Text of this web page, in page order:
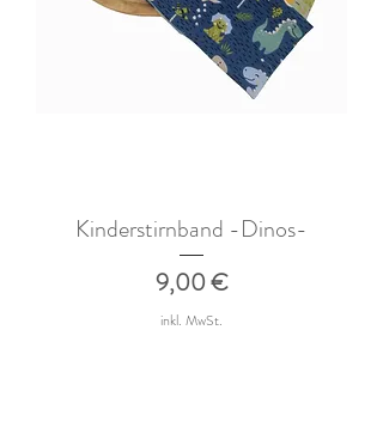
Kinderstirnband -Dinos-
Preis
9,00 €
inkl. MwSt.